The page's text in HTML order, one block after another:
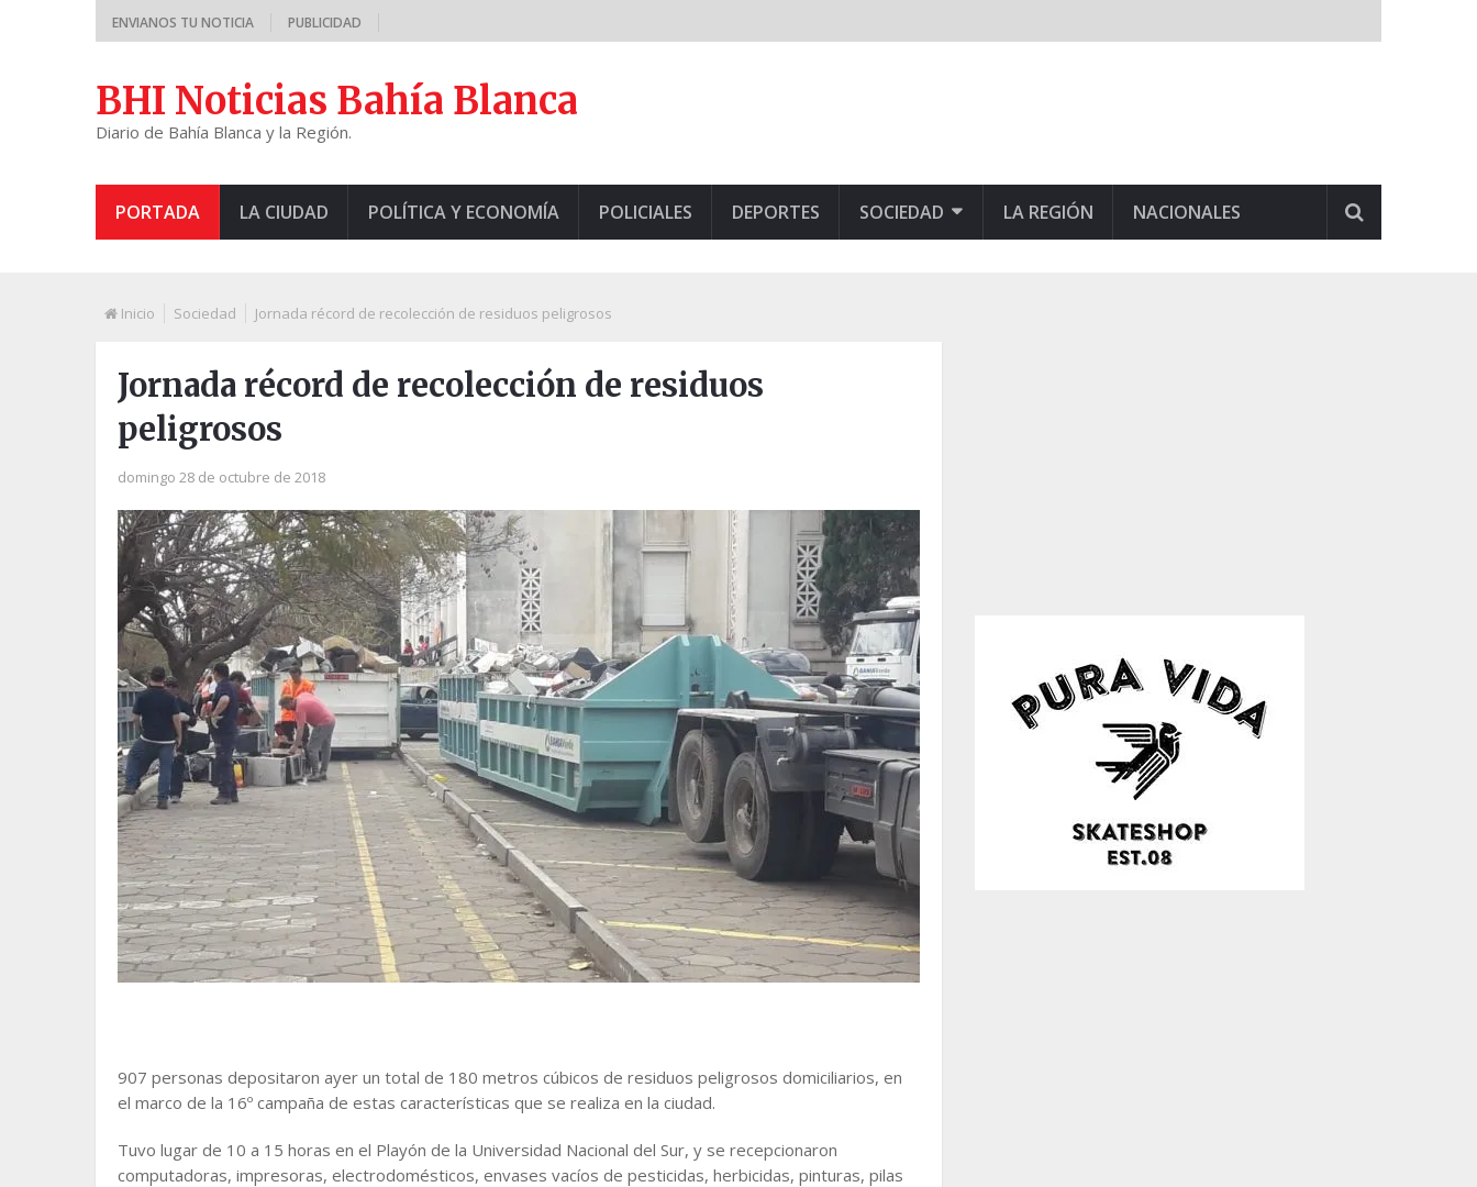
ENVIANOS TU NOTICIA PUBLICIDAD
BHI Noticias Bahía Blanca
Diario de Bahía Blanca y la Región.
PORTADA LA CIUDAD POLÍTICA Y ECONOMÍA POLICIALES DEPORTES SOCIEDAD LA REGIÓN NACIONALES
Inicio Sociedad Jornada récord de recolección de residuos peligrosos
Jornada récord de recolección de residuos
peligrosos
domingo 28 de octubre de 2018
907 personas depositaron ayer un total de 180 metros cúbicos de residuos peligrosos domiciliarios, en
el marco de la 16º campaña de estas características que se realiza en la ciudad.
Tuvo lugar de 10 a 15 horas en el Playón de la Universidad Nacional del Sur, y se recepcionaron
computadoras, impresoras, electrodomésticos, envases vacíos de pesticidas, herbicidas, pinturas, pilas